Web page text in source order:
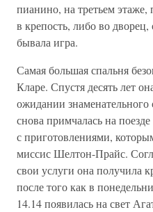
пианино, на третьем этаже,
в крепость, либо во дворец,
бывала игра.
Самая большая спальня
Кларе. Спустя десять лет
ожидании
снова примчалась на
с приготовлениями,
миссис Шелтон-Прайс.
свои услуги она получила
после того как в
14.14 появилась на свет